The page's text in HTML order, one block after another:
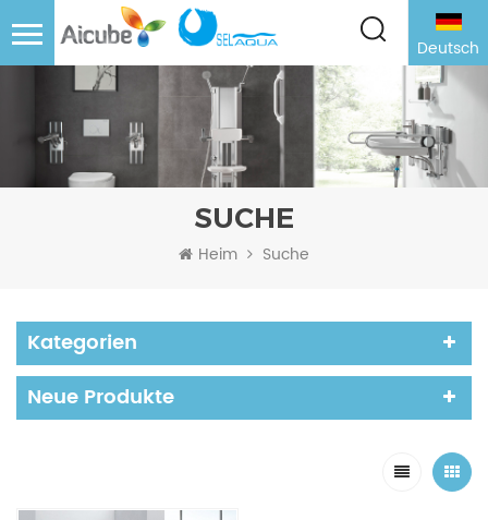
Deutsch
SUCHE
Heim Suche
Kategorien
Neue Produkte